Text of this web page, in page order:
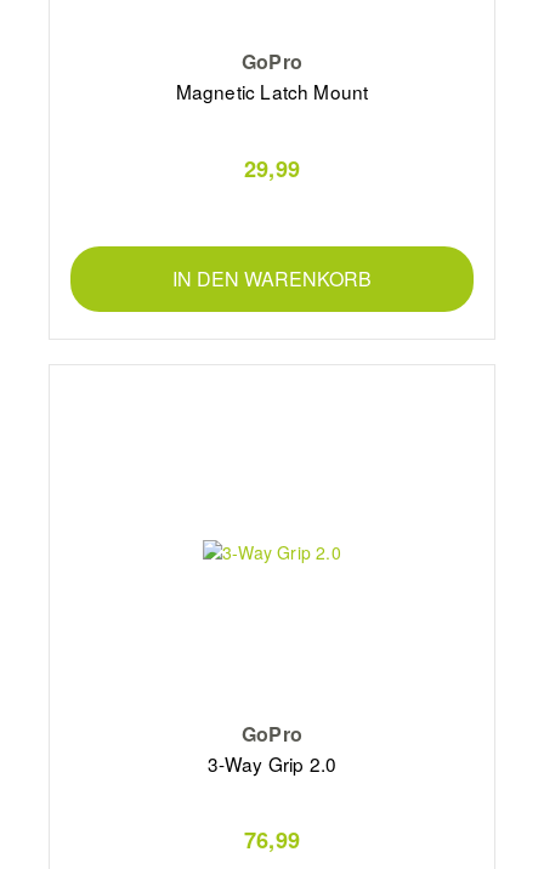
GoPro
Magnetic Latch Mount
29,99
IN DEN WARENKORB
GoPro
3-Way Grip 2.0
76,99